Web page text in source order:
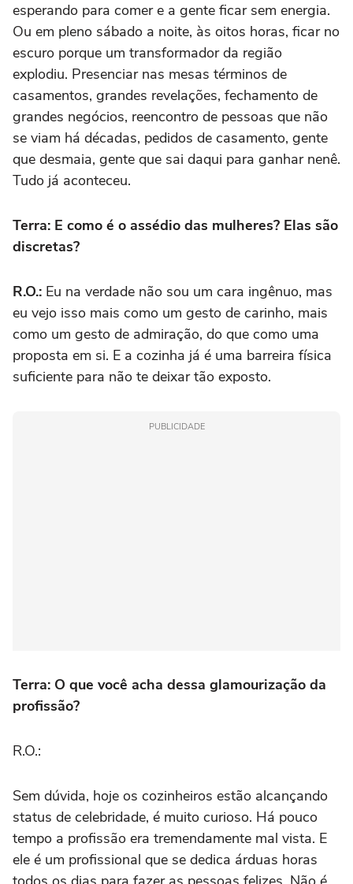
esperando para comer e a gente ficar sem energia.
Ou em pleno sábado a noite, às oitos horas, ficar no
escuro porque um transformador da região
explodiu. Presenciar nas mesas términos de
casamentos, grandes revelações, fechamento de
grandes negócios, reencontro de pessoas que não
se viam há décadas, pedidos de casamento, gente
que desmaia, gente que sai daqui para ganhar nenê.
Tudo já aconteceu.
Terra: E como é o assédio das mulheres? Elas são
discretas?
R.O.: Eu na verdade não sou um cara ingênuo, mas
eu vejo isso mais como um gesto de carinho, mais
como um gesto de admiração, do que como uma
proposta em si. E a cozinha já é uma barreira física
suficiente para não te deixar tão exposto.
PUBLICIDADE
Terra: O que você acha dessa glamourização da
profissão?
R.O.:
Sem dúvida, hoje os cozinheiros estão alcançando
status de celebridade, é muito curioso. Há pouco
tempo a profissão era tremendamente mal vista. E
ele é um profissional que se dedica árduas horas